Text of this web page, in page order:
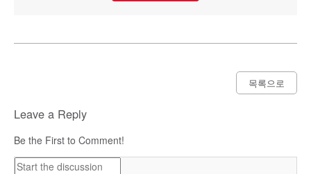
목록으로
Leave a Reply
Be the First to Comment!